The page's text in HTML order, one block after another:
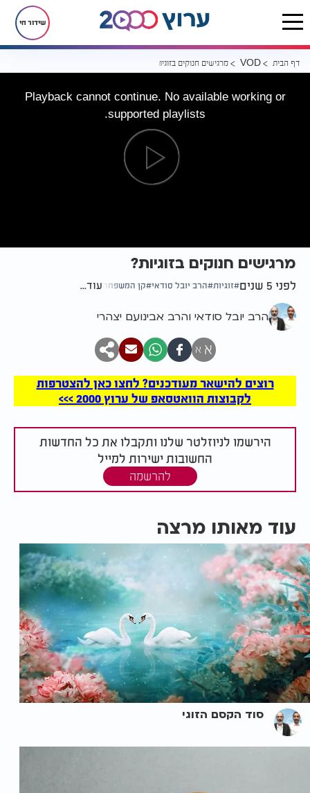
שידור חי
דף הבית VOD מרגישים חנוקים בזוגיות?
Playback cannot continue. No available working or
supported playlists.
מרגישים חנוקים בזוגיות?
לפני 5 שנים זוגיות הרב יובל סודאי קן המשפחה עוד...
הרב יובל סודאי והרב אבינועם יצהרי
א א
רוצים להישאר מעודכנים? לחצו כאן להצטרפות
לקבוצות הוואטסאפ של ערוץ 2000 >>>
הירשמו לניוזלטר שלנו ותקבלו את כל החדשות
החשובות ישירות למייל
להרשמה
עוד מאותו מרצה
סוד הקסם הזוגי